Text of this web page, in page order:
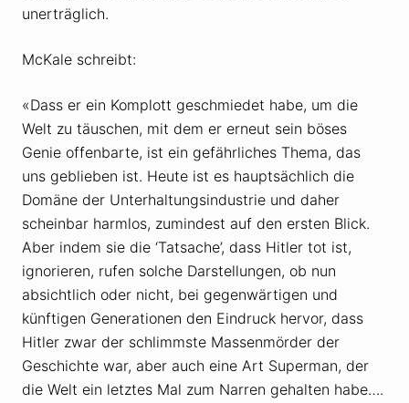
unerträglich.
McKale schreibt:
«Dass er ein Komplott geschmiedet habe, um die
Welt zu täuschen, mit dem er erneut sein böses
Genie offenbarte, ist ein gefährliches Thema, das
uns geblieben ist. Heute ist es hauptsächlich die
Domäne der Unterhaltungsindustrie und daher
scheinbar harmlos, zumindest auf den ersten Blick.
Aber indem sie die ‘Tatsache’, dass Hitler tot ist,
ignorieren, rufen solche Darstellungen, ob nun
absichtlich oder nicht, bei gegenwärtigen und
künftigen Generationen den Eindruck hervor, dass
Hitler zwar der schlimmste Massenmörder der
Geschichte war, aber auch eine Art Superman, der
die Welt ein letztes Mal zum Narren gehalten habe….